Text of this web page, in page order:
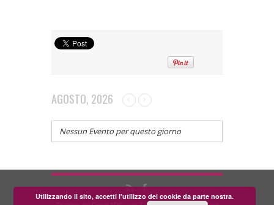
AGOSTO, 2026
Nessun Evento per questo giorno
Utilizzando il sito, accetti l'utilizzo dei cookie da parte nostra.